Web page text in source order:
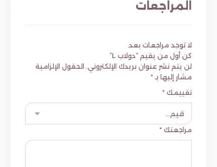
المراجعات
لا توجد مراجعات بعد.
كن أول من يقيم “دولاب L”
لن يتم نشر عنوان بريدك الإلكتروني. الحقول الإلزامية
مشار إليها بـ*
تقييمك*
مراجعتك*